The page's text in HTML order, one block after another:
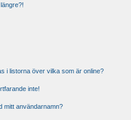
i listorna över vilka som är online?
inte!
mitt användarnamn?